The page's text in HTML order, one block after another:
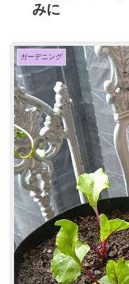
みに
ガーデニング